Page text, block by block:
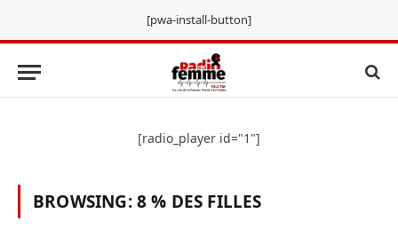
[pwa-install-button]
[radio_player id="1"]
BROWSING:8 % DES FILLES